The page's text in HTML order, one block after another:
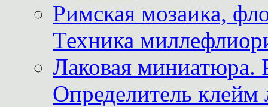
Римская мозаика,
Техника
Лаковая миниатюра.
Определитель